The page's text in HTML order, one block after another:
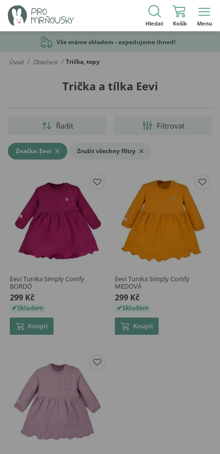
Hledat Košík Menu
Vše máme skladem - expedujeme ihned!
Úvod / Oblečení / Trička, topy
Trička a tílka Eevi
Filtrovat
Řadit
Značka: Eevi Zrušit všechny filtry
Eevi Tunika Simply Comfy
BORDÓ
299 Kč
Skladem
Koupit
Eevi Tunika Simply Comfy
MEDOVÁ
299 Kč
Skladem
Koupit